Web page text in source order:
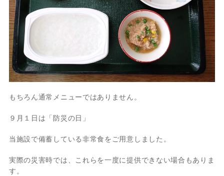
もちろん通常メニューではありません。
９月１日は「防災の日」
当施設で備蓄している非常食をご用意しました。
実際の災害時では、これらを一度に提供できない場合もありま
す。